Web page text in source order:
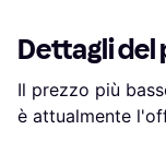
Dettagli
Il prezzo più
è attualmente